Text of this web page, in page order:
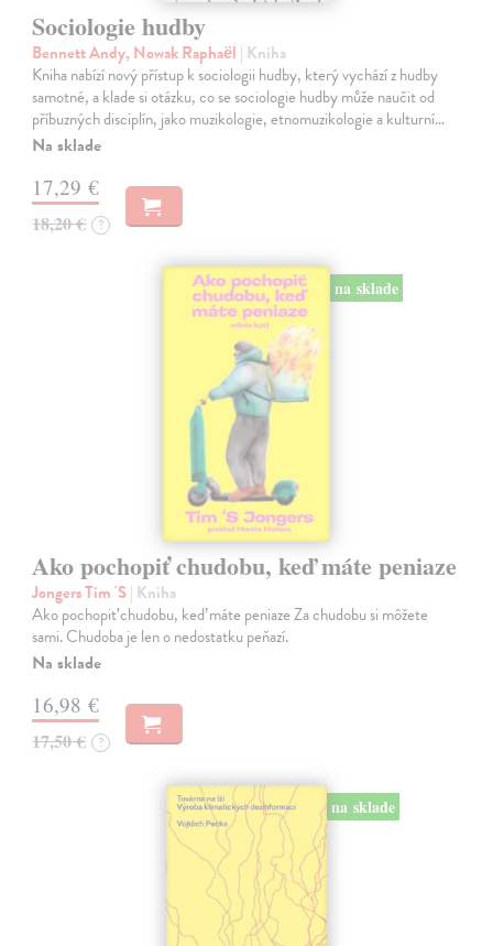
Sociologie hudby
Bennett Andy, Nowak Raphaël | Kniha
Kniha nabízí nový přístup k sociologii hudby, který vychází z hudby
samotné, a klade si otázku, co se sociologie hudby může naučit od
příbuzných disciplín, jako muzikologie, etnomuzikologie a kulturní…
Na sklade
17,29 €
18,20 € ?
na sklade
Ako pochopiť chudobu, keď máte peniaze
Jongers Tim 'S| Kniha
Ako pochopiť chudobu, keď máte peniaze Za chudobu si môžete
sami. Chudoba je len o nedostatku peňazí.
Na sklade
16,98 €
17,50 € ?
na sklade